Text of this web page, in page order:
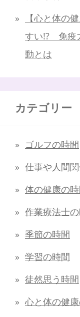
【心と体の
すい!? 免疫
動とは
カテゴリー
ゴルフの時間
仕事や人間
体の健康の
作業療法士
季節の時間
学習の時間
徒然思う時間
心と体の健